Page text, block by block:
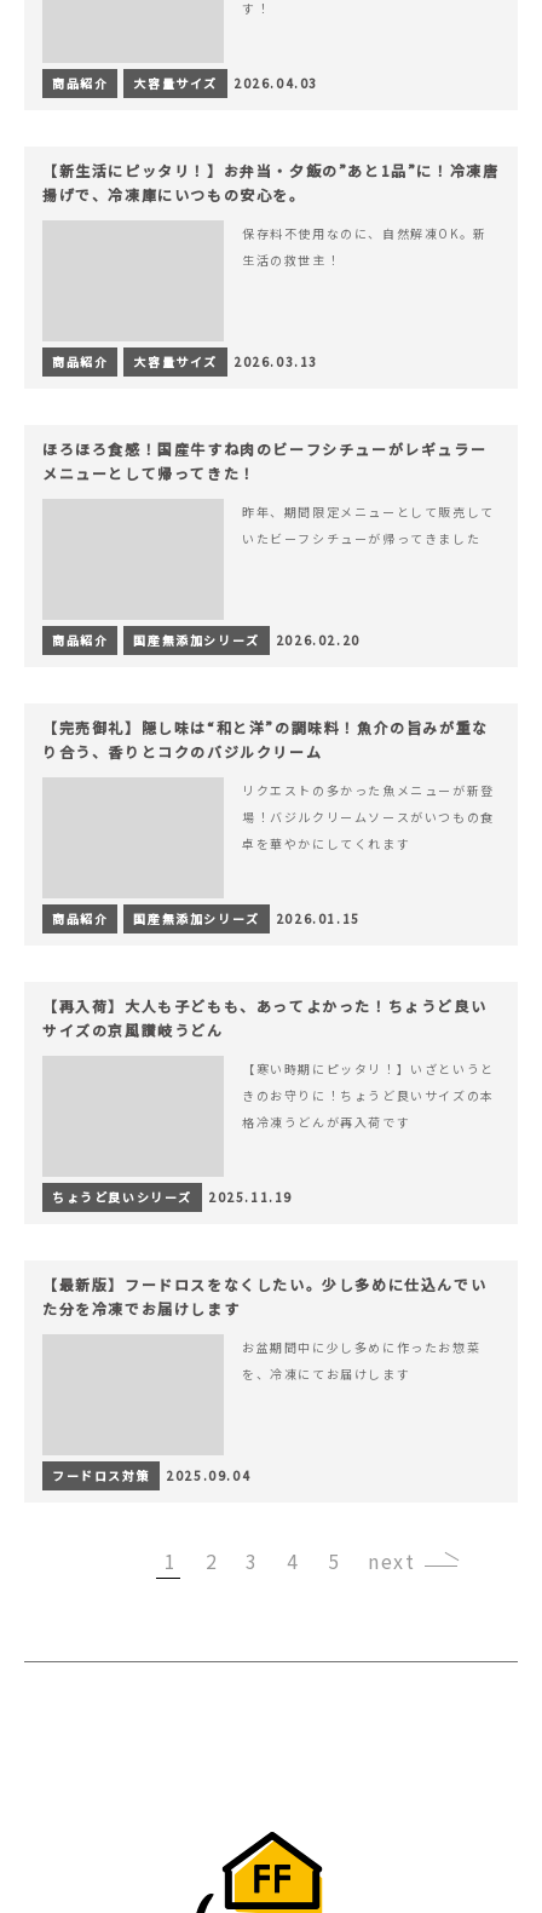
す！
商品紹介 大容量サイズ 2026.04.03
【新生活にピッタリ！】お弁当・夕飯の”あと1品”に！冷凍唐
揚げで、冷凍庫にいつもの安心を。
保存料不使用なのに、自然解凍OK。新
生活の救世主！
商品紹介 大容量サイズ 2026.03.13
ほろほろ食感！国産牛すね肉のビーフシチューがレギュラー
メニューとして帰ってきた！
昨年、期間限定メニューとして販売して
いたビーフシチューが帰ってきました
商品紹介 国産無添加シリーズ 2026.02.20
【完売御礼】隠し味は“和と洋”の調味料！魚介の旨みが重な
り合う、香りとコクのバジルクリーム
リクエストの多かった魚メニューが新登
場！バジルクリームソースがいつもの食
卓を華やかにしてくれます
商品紹介 国産無添加シリーズ 2026.01.15
【再入荷】大人も子どもも、あってよかった！ちょうど良い
サイズの京風讃岐うどん
【寒い時期にピッタリ！】いざというと
きのお守りに！ちょうど良いサイズの本
格冷凍うどんが再入荷です
ちょうど良いシリーズ 2025.11.19
【最新版】フードロスをなくしたい。少し多めに仕込んでい
た分を冷凍でお届けします
お盆期間中に少し多めに作ったお惣菜
を、冷凍にてお届けします
フードロス対策 2025.09.04
1 2 3 4 5 ›